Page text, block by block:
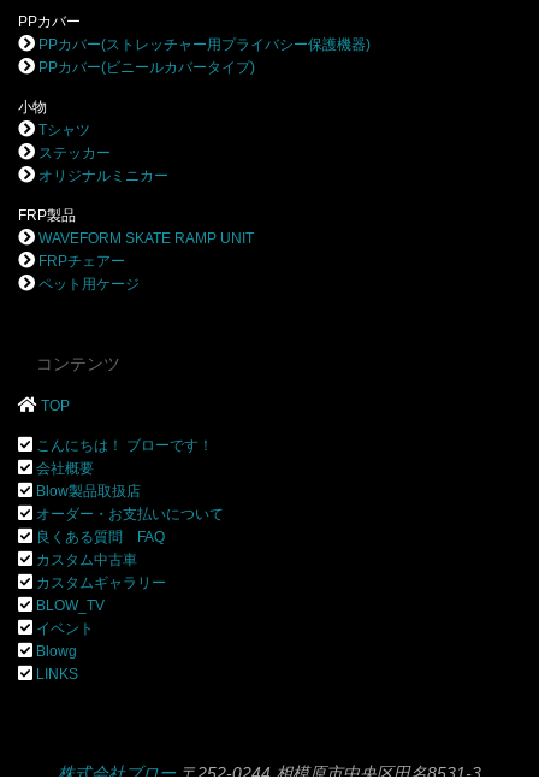
PPカバー
PPカバー(ストレッチャー用プライバシー保護機器)
PPカバー(ビニールカバータイプ)
小物
Tシャツ
ステッカー
オリジナルミニカー
FRP製品
WAVEFORM SKATE RAMP UNIT
FRPチェアー
ペット用ケージ
コンテンツ
TOP
こんにちは！ ブローです！
会社概要
Blow製品取扱店
オーダー・お支払いについて
良くある質問 FAQ
カスタム中古車
カスタムギャラリー
BLOW_TV
イベント
Blowg
LINKS
株式会社ブロー〒252-0244 相模原市中央区田名8531-3